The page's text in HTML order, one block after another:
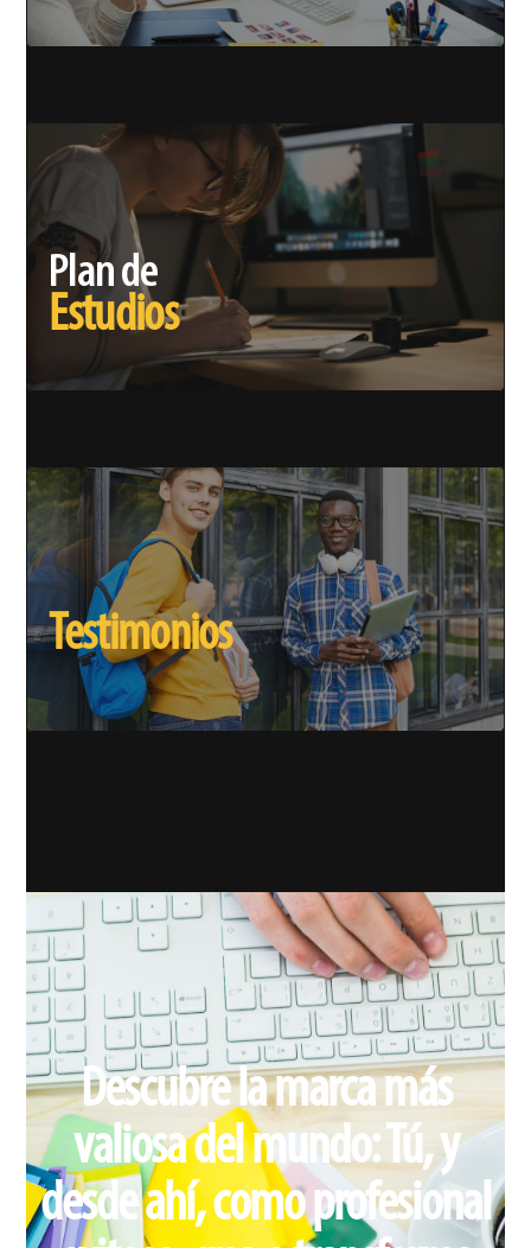
Plan de
Estudios
Testimonios
Descubre la marca más
valiosa del mundo: Tú, y
desde ahí, como profesional